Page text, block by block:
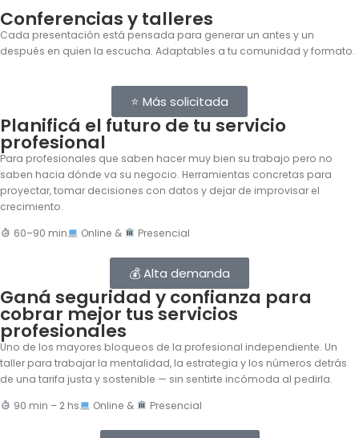
Conferencias y talleres
Cada presentación está pensada para generar un antes y un
después en quien la escucha. Adaptables a tu comunidad y formato.
⭐ Más solicitada
Planificá el futuro de tu servicio
profesional
Para profesionales que saben hacer muy bien su trabajo pero no
saben hacia dónde va su negocio. Herramientas concretas para
proyectar, tomar decisiones con datos y dejar de improvisar el
crecimiento.
60–90 min
Online & Presencial
💰 Alta demanda
Ganá seguridad y confianza para
cobrar mejor tus servicios
profesionales
Uno de los mayores bloqueos de la profesional independiente. Un
taller para trabajar la mentalidad, la estrategia y los números detrás
de una tarifa justa y sostenible — sin sentirte incómoda al pedirla.
90 min – 2 hs
Online & Presencial